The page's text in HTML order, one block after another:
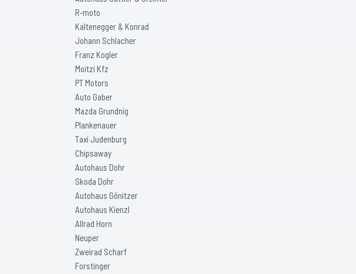
R-moto
Kaltenegger & Konrad
Johann Schlacher
Franz Kogler
Moitzi Kfz
PT Motors
Auto Gaber
Mazda Grundnig
Plankenauer
Taxi Judenburg
Chipsaway
Autohaus Dohr
Skoda Dohr
Autohaus Gönitzer
Autohaus Kienzl
Allrad Horn
Neuper
Zweirad Scharf
Forstinger